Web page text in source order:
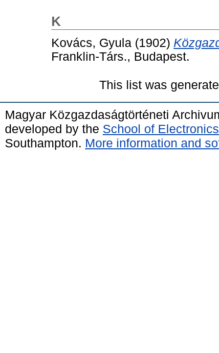
K
Kovács, Gyula (1902)
Franklin-Társ., Budapest.
This list was
Magyar Közgazdaságtörténeti
developed by the School of
Southampton. More information and